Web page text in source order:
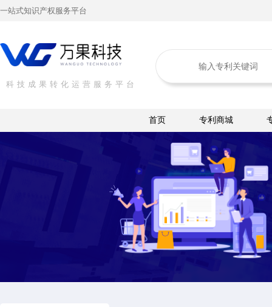
一站式知识产权服务平台
科技成果转化运营服务平台
首页 专利商城